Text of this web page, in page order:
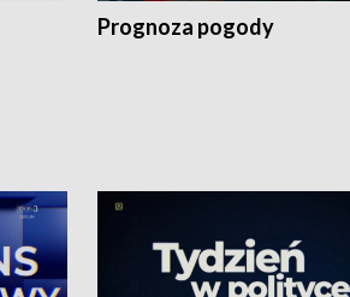
Prognoza pogody